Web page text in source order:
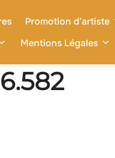
Promotion d’artiste
Mentions Légales